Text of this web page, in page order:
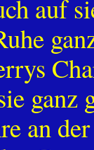
auf
ganz
an